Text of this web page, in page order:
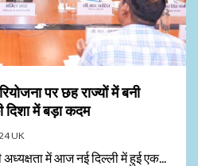
पर छह राज्यों में बनी
दिशा में बड़ा कदम
UK
अध्यक्षता में आज नई दिल्ली में हुई एक...